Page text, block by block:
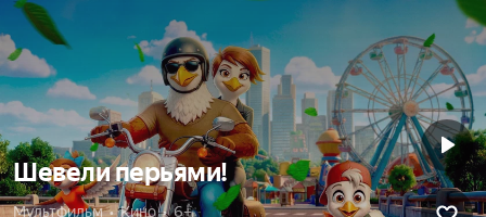
Шевели перьями!
Мультфильм  •  Кино  •  6+